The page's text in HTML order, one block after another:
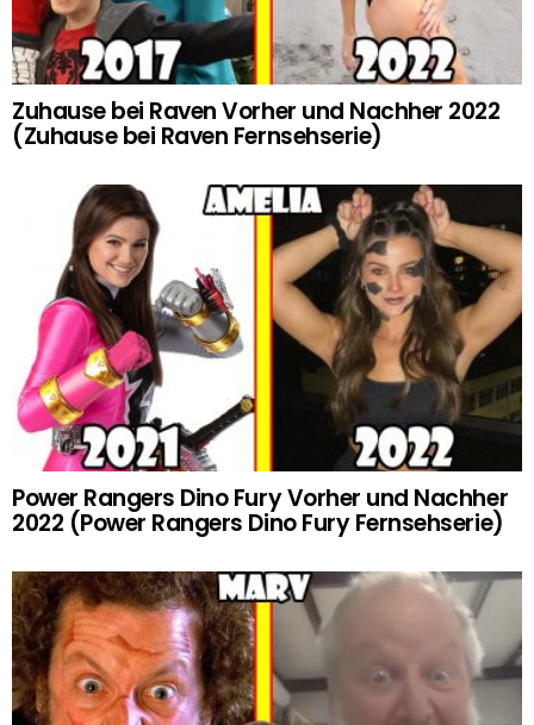
Zuhause bei Raven Vorher und Nachher 2022
(Zuhause bei Raven Fernsehserie)
Power Rangers Dino Fury Vorher und Nachher
2022 (Power Rangers Dino Fury Fernsehserie)